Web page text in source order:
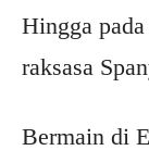
Hingga
raksasa
Bermain di